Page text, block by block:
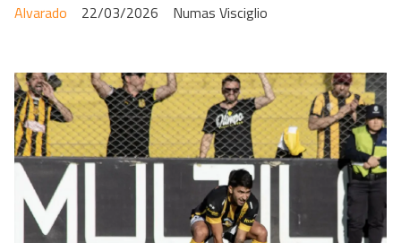
Numas Visciglio
Alvarado 22/03/2026